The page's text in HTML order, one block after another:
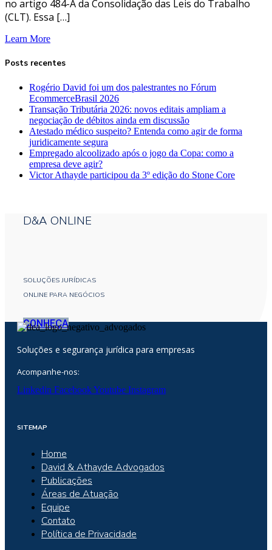
no artigo 484-A da Consolidação das Leis do Trabalho
(CLT). Essa […]
Learn More
Posts recentes
Rogério David foi um dos palestrantes no Fórum
EcommerceBrasil 2026
Transação Tributária 2026: novos editais ampliam a
negociação de débitos ainda em discussão
Atestado médico suspeito? Entenda como agir de forma
juridicamente segura
Empregado alcoolizado após o jogo da Copa: como a
empresa deve agir?
Victor Athayde participou da 3º edição do Stone Core
D&A ONLINE
SOLUÇÕES JURÍDICAS
ONLINE PARA NEGÓCIOS
CONHEÇA
Soluções e segurança jurídica para empresas
Acompanhe-nos:
Linkedin FacebookYoutube Instagram
SITEMAP
Home
David & Athayde Advogados
Publicações
Áreas de Atuação
Equipe
Contato
Política de Privacidade